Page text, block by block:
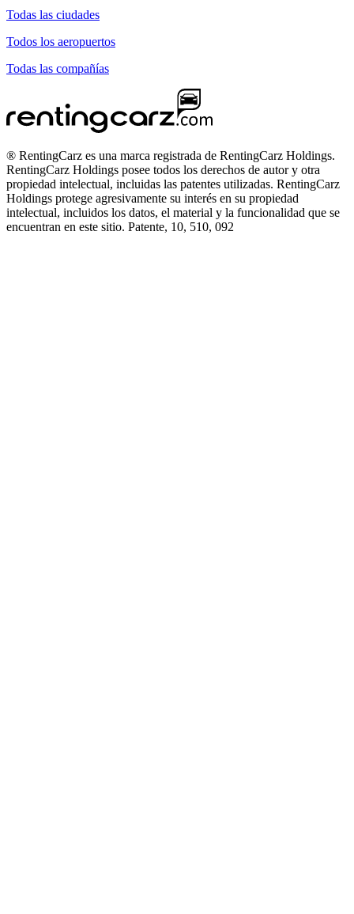
Todas las ciudades
Todos los aeropuertos
Todas las compañías
® RentingCarz es una marca registrada de RentingCarz Holdings.
RentingCarz Holdings posee todos los derechos de autor y otra
propiedad intelectual, incluidas las patentes utilizadas. RentingCarz
Holdings protege agresivamente su interés en su propiedad
intelectual, incluidos los datos, el material y la funcionalidad que se
encuentran en este sitio. Patente, 10, 510, 092